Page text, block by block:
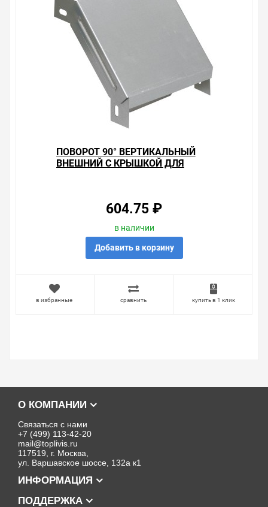
ПОВОРОТ 90° ВЕРТИКАЛЬНЫЙ
ВНЕШНИЙ С КРЫШКОЙ ДЛЯ
604.75 ₽
в наличии
Добавить в корзину
в избранные сравнить купить в 1 клик
О КОМПАНИИ
Связаться с нами
+7 (499) 113-42-20
mail@toplivis.ru
117519, г. Москва,
ул. Варшавское шоссе, 132а к1
ИНФОРМАЦИЯ
ПОДДЕРЖКА